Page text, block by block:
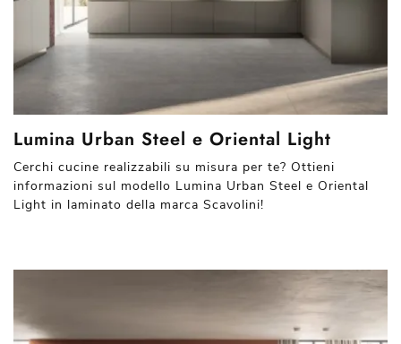
Lumina Urban Steel e Oriental Light
Cerchi cucine realizzabili su misura per te? Ottieni
informazioni sul modello Lumina Urban Steel e Oriental
Light in laminato della marca Scavolini!